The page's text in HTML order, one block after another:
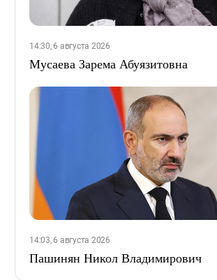
14:30, 6 августа 2026
Мусаева Зарема Абуязитовна
14:03, 6 августа 2026
Пашинян Никол Владимирович